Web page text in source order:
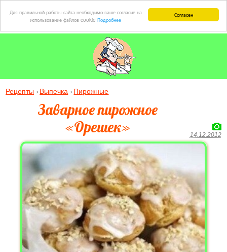
Согласен
Для правильной работы сайта необходимо ваше согласие на
использование файлов cookie Подробнее
Рецепты Выпечка Пирожные
Заварное пирожное
«Орешек»
14.12.2012